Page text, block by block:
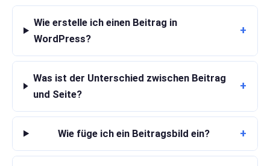
Wie erstelle ich einen Beitrag in
WordPress?
+
Was ist der Unterschied zwischen Beitrag
und Seite?
+
Wie füge ich ein Beitragsbild ein? +